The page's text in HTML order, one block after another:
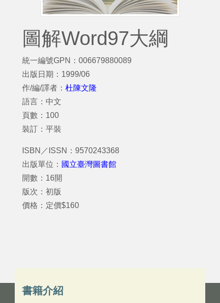
圖解Word97大綱
統一編號GPN：006679880089
出版日期：1999/06
作/編/譯者： 杜陳文隆
語言：中文
頁數：100
裝訂：平裝
ISBN／ISSN：9570243368
出版單位： 國立臺灣圖書館
開數：16開
版次：初版
價格：定價$160
書籍介紹